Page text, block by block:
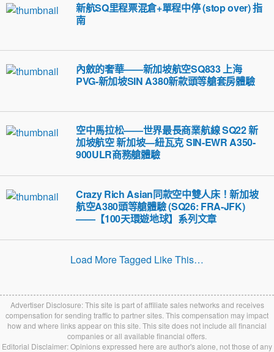
新航SQ里程票混倉+單程中停 (stop over) 指
南
內斂的奢華——新加坡航空SQ833 上海
PVG-新加坡SIN A380新款頭等艙套房體驗
空中馬拉松——世界最長商業航線 SQ22 新
加坡航空 新加坡—紐瓦克 SIN-EWR A350-
900ULR商務艙體驗
Crazy Rich Asian同款空中雙人床！新加坡
航空A380頭等艙體驗 (SQ26: FRA-JFK)
——【100天環遊地球】系列文章
Load More Tagged Like This…
Advertiser Disclosure: This site is part of affiliate sales networks and receives
compensation for sending traffic to partner sites. This compensation may impact
how and where links appear on this site. This site does not include all financial
companies or all available financial offers.
Editorial Disclaimer: Opinions expressed here are author's alone, not those of any